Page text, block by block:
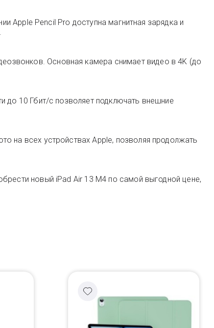
Apple Pencil Pro доступна магнитная зарядка и
Основная камера снимает видео в 4K (до
до 10 Гбит/с позволяет подключать внешние
на всех устройствах Apple, позволяя продолжать
новый iPad Air 13 M4 по самой выгодной цене,